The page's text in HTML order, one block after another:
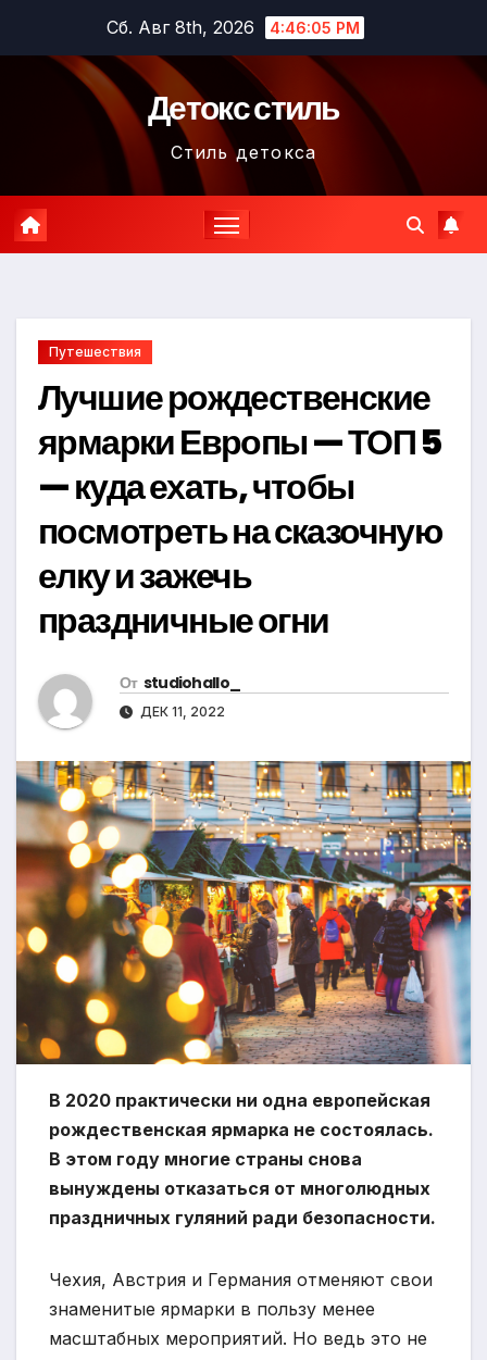
содержимому
Сб. Авг 8th, 2026 4:46:07 PM
Детокс стиль
Стиль детокса
Путешествия
Лучшие рождественские
ярмарки Европы — ТОП 5
— куда ехать, чтобы
посмотреть на сказочную
елку и зажечь
праздничные огни
От studiohallo_
ДЕК 11, 2022
В 2020 практически ни одна европейская
рождественская ярмарка не состоялась.
В этом году многие страны снова
вынуждены отказаться от многолюдных
праздничных гуляний ради безопасности.
Чехия, Австрия и Германия отменяют свои
знаменитые ярмарки в пользу менее
масштабных мероприятий. Но ведь это не